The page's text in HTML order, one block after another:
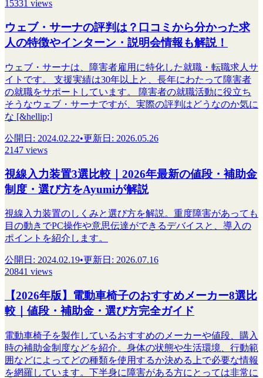
15331 views
ウェブ・サーナの評判は？口コミから分かった求
人の特徴やインターン・説明会情報も解説！
ウェブ・サーナは、障害者雇用に特化した就職・転職求人サ
イトです。 支援実績は30年以上と、長年にわたって障害者
の就職をサポートしています。 障害者の就職活動に役立ち
そうなウェブ・サーナですが、実際の評判はどうなのか気に
な [&hellip;]
公開日 : 2024.02.22•更新日 : 2026.05.26
2147 views
視線入力装置3選比較｜2026年最新の値段・補助金
制度・選び方をAyumiが解説
視線入力装置のしくみと選び方を解説。重度障害があっても
目の動きでPC操作や意思伝達ができるデバイスと、導入の
ポイントを紹介します。
公開日 : 2024.02.19•更新日 : 2026.07.16
20841 views
【2026年版】電動車椅子のおすすめメーカー8選比
較｜値段・補助金・選び方完全ガイド
電動車椅子を製作しているおすすめのメーカーや値段、購入
時の補助金制度などを紹介。身体の状態や生活環境、行動範
囲などによってどの種類を使用するか決める上で必要な情報
を網羅しています。下半身に障害がある方にとっては非常に